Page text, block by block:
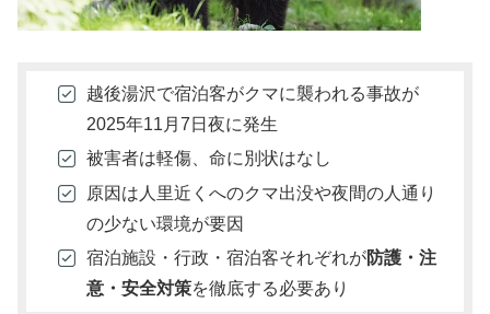
越後湯沢で宿泊客がクマに襲われる事故が
2025年11月7日夜に発生
被害者は軽傷、命に別状はなし
原因は人里近くへのクマ出没や夜間の人通り
の少ない環境が要因
宿泊施設・行政・宿泊客それぞれが防護・注
意・安全対策を徹底する必要あり